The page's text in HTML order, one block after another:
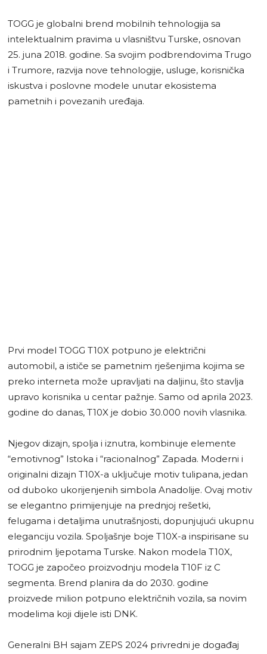
TOGG je globalni brend mobilnih tehnologija sa
intelektualnim pravima u vlasništvu Turske, osnovan
25. juna 2018. godine. Sa svojim podbrendovima Trugo
i Trumore, razvija nove tehnologije, usluge, korisnička
iskustva i poslovne modele unutar ekosistema
pametnih i povezanih uređaja.
Prvi model TOGG T10X potpuno je električni
automobil, a ističe se pametnim rješenjima kojima se
preko interneta može upravljati na daljinu, što stavlja
upravo korisnika u centar pažnje. Samo od aprila 2023.
godine do danas, T10X je dobio 30.000 novih vlasnika.
Njegov dizajn, spolja i iznutra, kombinuje elemente
“emotivnog” Istoka i “racionalnog” Zapada. Moderni i
originalni dizajn T10X-a uključuje motiv tulipana, jedan
od duboko ukorijenjenih simbola Anadolije. Ovaj motiv
se elegantno primijenjuje na prednjoj rešetki,
felugama i detaljima unutrašnjosti, dopunjujući ukupnu
eleganciju vozila. Spoljašnje boje T10X-a inspirisane su
prirodnim ljepotama Turske. Nakon modela T10X,
TOGG je započeo proizvodnju modela T10F iz C
segmenta. Brend planira da do 2030. godine
proizvede milion potpuno električnih vozila, sa novim
modelima koji dijele isti DNK.
Generalni BH sajam ZEPS 2024 privredni je događaj